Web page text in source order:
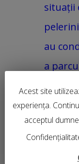
situații
au
a
Cei
Acest site
experiența.
acceptul